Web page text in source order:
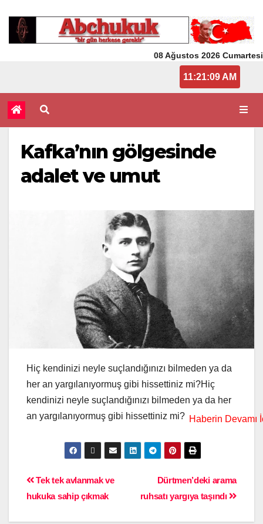
08 Ağustos 2026 Cumartesi
11:21:09 AM
Kafka’nın gölgesinde
adalet ve umut
Hiç kendinizi neyle suçlandığınızı bilmeden ya da
her an yargılanıyormuş gibi hissettiniz mi?Hiç
kendinizi neyle suçlandığınızı bilmeden ya da her
an yargılanıyormuş gibi hissettiniz mi?
Dürtmen’deki arama
ruhsatı yargıya taşındı
Tek tek avlanmak ve
hukuka sahip çıkmak